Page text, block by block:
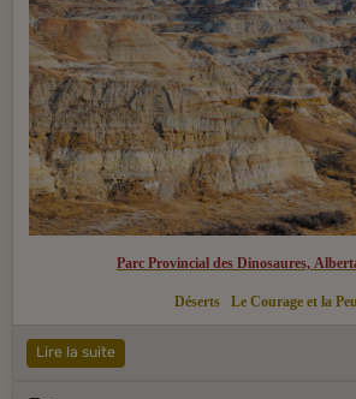
Parc Provincial des Dinosaures,
Déserts Le Courage et la
Lire la suite